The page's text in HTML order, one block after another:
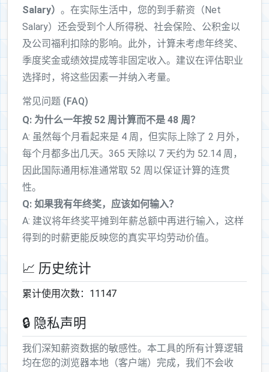
Salary） 。在实际生活中，您的到手薪资（Net
Salary）还会受到个人所得税、社会保险、公积金以
及公司福利扣除的影响。此外，计算未考虑年终奖、
季度奖金或绩效提成等非固定收入。建议在评估职业
选择时，将这些因素一并纳入考量。
常见问题 (FAQ)
Q: 为什么一年按 52 周计算而不是 48 周？
A: 虽然每个月看起来是 4 周，但实际上除了 2 月外，
每个月都多出几天。365 天除以 7 天约为 52.14 周，
因此国际通用标准通常取 52 周以保证计算的连贯
性。
Q: 如果我有年终奖，应该如何输入？
A: 建议将年终奖平摊到年薪总额中再进行输入，这样
得到的时薪更能反映您的真实平均劳动价值。
📈 历史统计
累计使用次数：11147
🔒 隐私声明
我们深知薪资数据的敏感性。本工具的所有计算逻辑
均在您的浏览器本地（客户端）完成，我们不会收